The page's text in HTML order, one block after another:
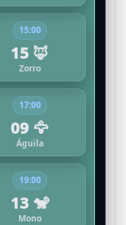
15:00
15 🦊
Zorro
17:00
09 🦅
Águila
19:00
13 🐒
Mono